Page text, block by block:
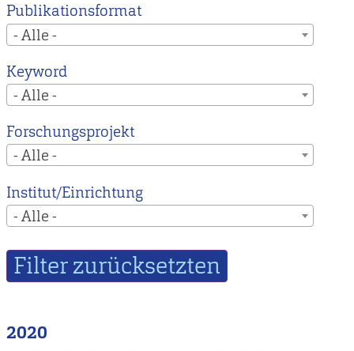
instead.
Publikationsformat
- Alle -
Keyword
- Alle -
Forschungsprojekt
- Alle -
Institut/Einrichtung
- Alle -
2020